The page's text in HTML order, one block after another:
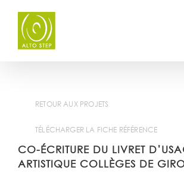
content
RETOUR AUX PROJETS
TÉLÉCHARGER LA FICHE RÉFÉRENCE
CO-ÉCRITURE DU LIVRET
ARTISTIQUE COLLÈGES DE